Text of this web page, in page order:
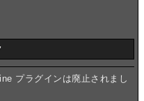
プラグインは廃止されまし